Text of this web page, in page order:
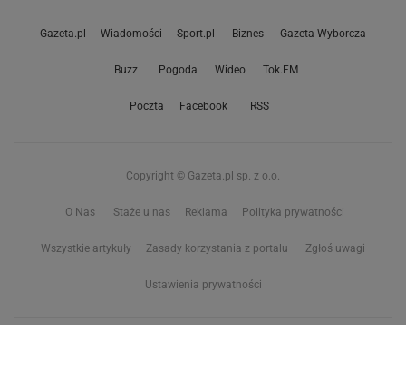
Gazeta.pl Wiadomości Sport.pl Biznes Gazeta Wyborcza
Buzz Pogoda Wideo Tok.FM
Poczta Facebook RSS
Copyright © Gazeta.pl sp. z o.o.
O Nas Staże u nas Reklama Polityka prywatności
Wszystkie artykuły Zasady korzystania z portalu Zgłoś uwagi
Ustawienia prywatności